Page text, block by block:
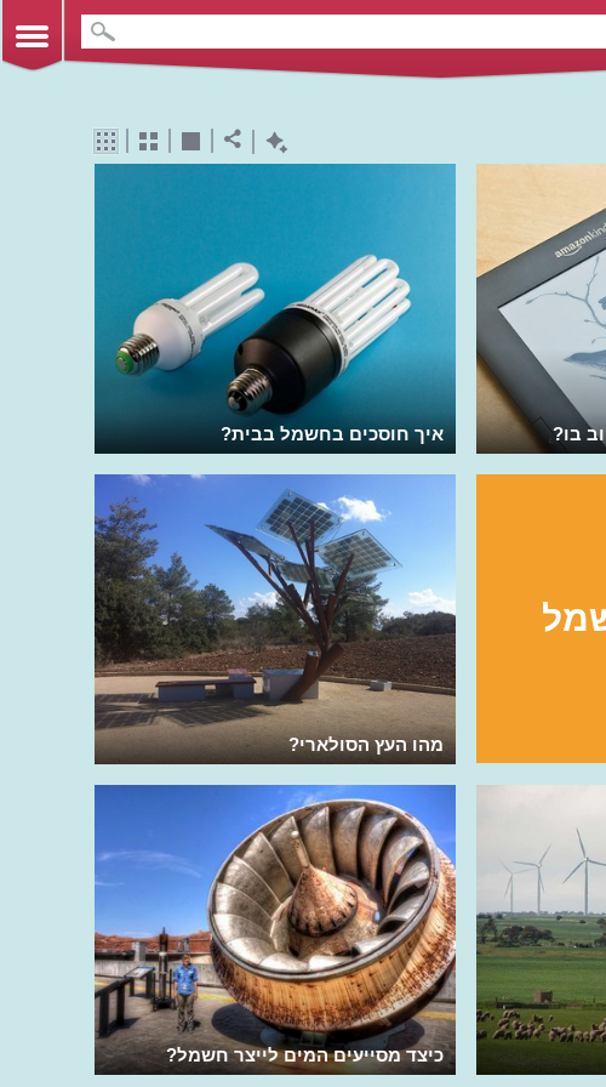
איך חוסכים בחשמל בבית? בו?
מהו העץ הסולארי?
כיצד מסייעים המים לייצר חשמל?